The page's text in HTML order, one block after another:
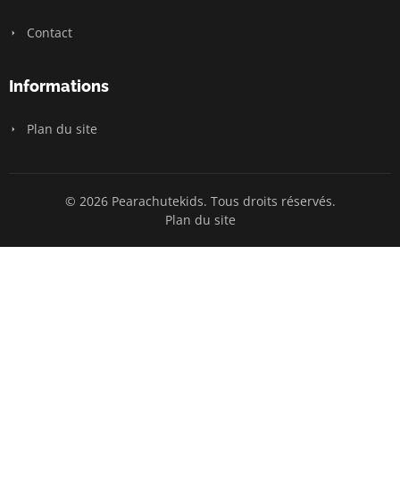
Contact
Informations
Plan du site
© 2026 Pearachutekids. Tous droits réservés.
Plan du site